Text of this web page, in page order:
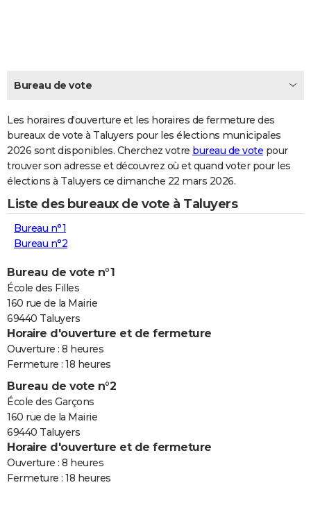
Carte de Noël
Carte Bonne année
Carte Saint-Valentin
Carte Pâques
Carte d'anniversaire
DICTIONNAIRE
Dictionnaire
Biographies
Citations
Expressions
Proverbes
PROGRAMME TV
COPAINS D'AVANT
S'inscrire
Se connecter
Lycées
Collèges
Primaires
Universités
Entreprises
Service militaire
Avis de recherche
AVIS DE DÉCÈS
FORUM
Bricolage
Lifestyle
Culture
Sport
Auto
Television
Voyage
Cinema
Bureau de vote
Les horaires d'ouverture et les horaires de fermeture des
bureaux de vote à Taluyers pour les élections municipales
2026 sont disponibles. Cherchez votre bureau de vote pour
trouver son adresse et découvrez où et quand voter pour les
élections à Taluyers ce dimanche 22 mars 2026.
Liste des bureaux de vote à Taluyers
Bureau n°1
Bureau n°2
Bureau de vote n°1
École des Filles
160 rue de la Mairie
69440 Taluyers
Horaire d'ouverture et de fermeture
Ouverture : 8 heures
Fermeture : 18 heures
Bureau de vote n°2
École des Garçons
160 rue de la Mairie
69440 Taluyers
Horaire d'ouverture et de fermeture
Ouverture : 8 heures
Fermeture : 18 heures